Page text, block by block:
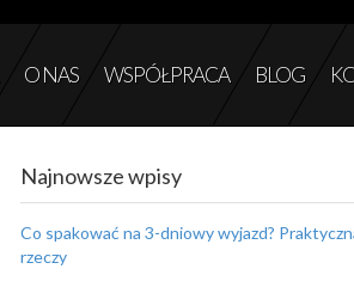
O NAS WSPÓŁPRACA BLOG
Najnowsze wpisy
Co spakować na 3-dniowy wyjazd?
rzeczy